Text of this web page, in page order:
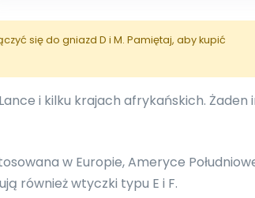
się do gniazd D i M. Pamiętaj, aby kupić
i kilku krajach afrykańskich. Żaden
w Europie, Ameryce
również wtyczki typu E i F.